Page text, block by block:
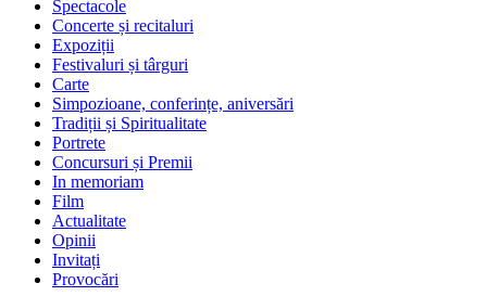
Spectacole
Concerte și recitaluri
Expoziții
Festivaluri și târguri
Carte
Simpozioane, conferințe, aniversări
Tradiții și Spiritualitate
Portrete
Concursuri și Premii
In memoriam
Film
Actualitate
Opinii
Invitați
Provocări